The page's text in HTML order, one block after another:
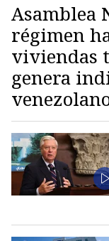
Asamblea
régimen
viviendas
genera